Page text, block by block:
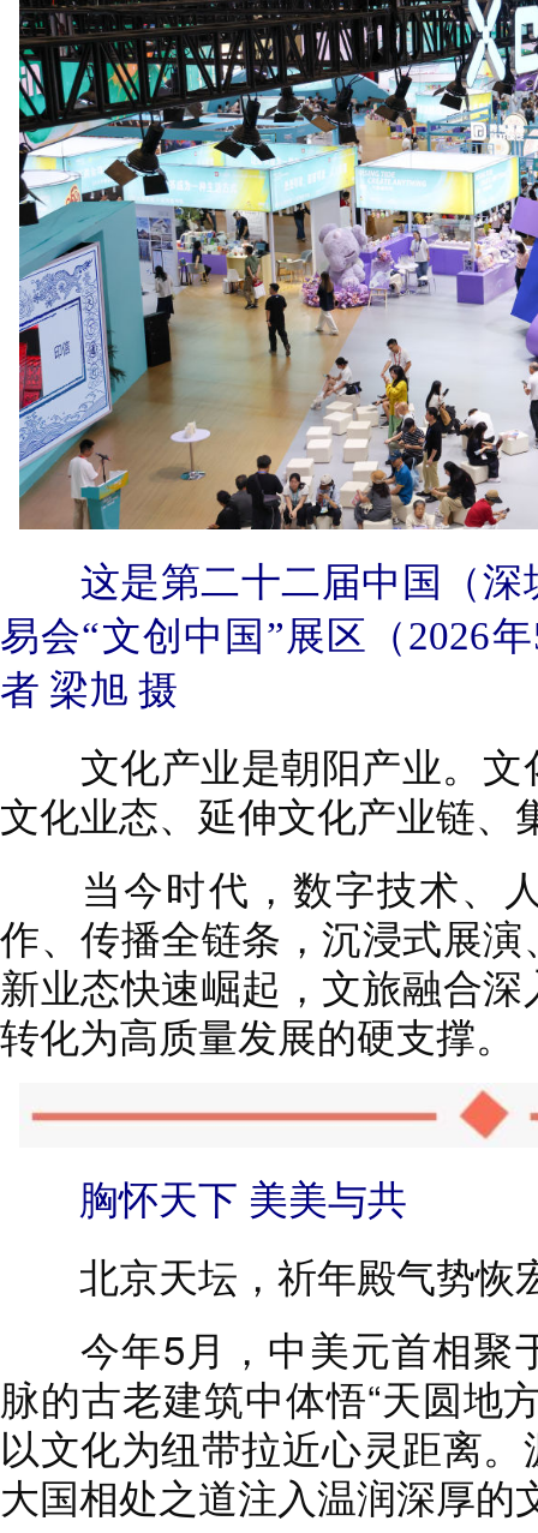
这是第二十二届中国（
易会“文创中国”展区（2026
者 梁旭 摄
文化产业是朝阳产业。文
文化业态、延伸文化产业链、
当今时代，数字技术、
作、传播全链条，沉浸式展
新业态快速崛起，文旅融合
转化为高质量发展的硬支撑。
胸怀天下 美美与共
北京天坛，祈年殿气势恢
今年5月，中美元首相聚
脉的古老建筑中体悟“天圆地
以文化为纽带拉近心灵距离
大国相处之道注入温润深厚的